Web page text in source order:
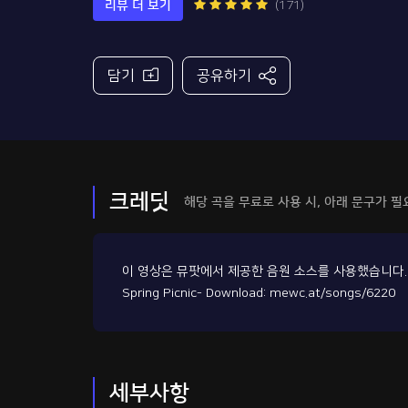
리뷰 더 보기 (171)
담기 공유하기
크레딧 해당 곡을 무료로 사용 시, 아래 문구가 필
이 영상은 뮤팟에서 제공한 음원 소스를 사용했습니다.
Spring Picnic- Download: mewc.at/songs/6220
세부사항